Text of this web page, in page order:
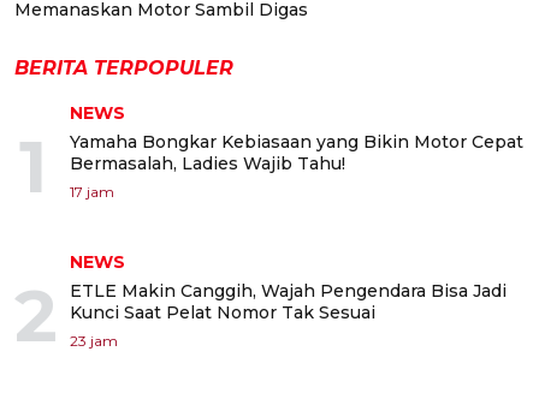
Memanaskan Motor Sambil Digas
BERITA TERPOPULER
1
NEWS
Yamaha Bongkar Kebiasaan yang Bikin Motor Cepat
Bermasalah, Ladies Wajib Tahu!
17 jam
2
NEWS
ETLE Makin Canggih, Wajah Pengendara Bisa Jadi
Kunci Saat Pelat Nomor Tak Sesuai
23 jam